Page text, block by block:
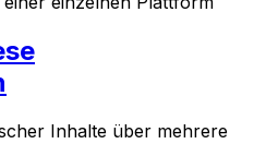
Inhalte über mehrere